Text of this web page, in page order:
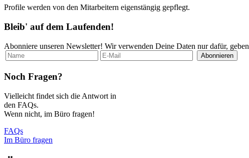
Profile werden von den Mitarbeitern eigenstängig gepflegt.
Bleib' auf dem Laufenden!
Abonniere unseren Newsletter! Wir verwenden Deine Daten nur dafür,
Abonnieren
Noch Fragen?
Vielleicht findet sich die Antwort in
den FAQs.
Wenn nicht, im Büro fragen!
FAQs
Im Büro fragen